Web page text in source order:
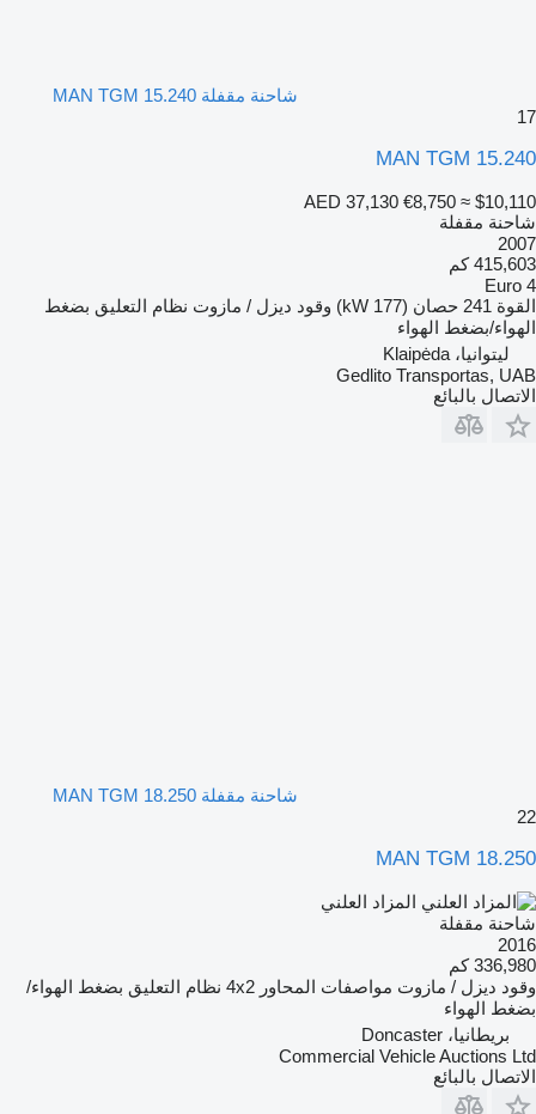
شاحنة مقفلة MAN TGM 15.240
17
MAN TGM 15.240
AED 37,130 €8,750 ≈ $10,110
شاحنة مقفلة
2007
415,603 كم
Euro 4
القوة 241 حصان (177 kW) وقود ديزل / مازوت نظام التعليق بضغط
الهواء/بضغط الهواء
ليتوانيا، Klaipėda
Gedlito Transportas, UAB
الاتصال بالبائع
شاحنة مقفلة MAN TGM 18.250
22
MAN TGM 18.250
المزاد العلني
شاحنة مقفلة
2016
336,980 كم
وقود ديزل / مازوت مواصفات المحاور 4x2 نظام التعليق بضغط الهواء/
بضغط الهواء
بريطانيا، Doncaster
Commercial Vehicle Auctions Ltd
الاتصال بالبائع